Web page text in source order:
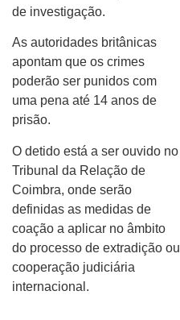
de investigação.
As autoridades britânicas
apontam que os crimes
poderão ser punidos com
uma pena até 14 anos de
prisão.
O detido está a ser ouvido no
Tribunal da Relação de
Coimbra, onde serão
definidas as medidas de
coação a aplicar no âmbito
do processo de extradição ou
cooperação judiciária
internacional.